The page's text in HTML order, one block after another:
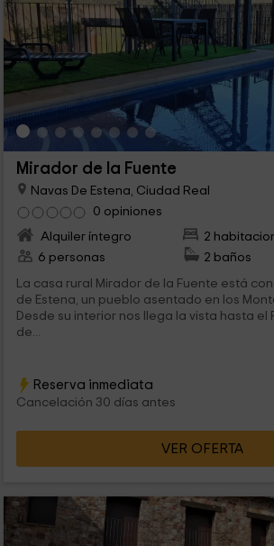
Mirador de la Fuente
Navas De Estena, Ciudad Real
0 opiniones
Alquiler íntegro
2
6 personas
2 baños
La casa rural Mirador de la Fuente está
de Estena, un pueblo asentado en los
Desde su interior nos llega la vista hasta el
de...
Reserva inmediata
Cancelación 30 días antes
VER OFERTA